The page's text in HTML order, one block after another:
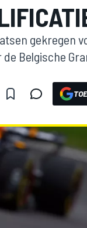
gekregen
de Belgische